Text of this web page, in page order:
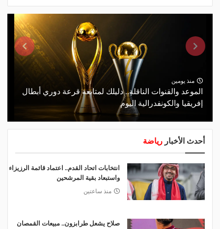
منذ يومين
الموعد والقنوات الناقلة.. دليلك لمتابعة قرعة دوري أبطال
إفريقيا والكونفدرالية اليوم
أحدث الأخبار رياضة
انتخابات اتحاد القدم.. اعتماد قائمة الرزيزاء
واستبعاد بقية المرشحين
منذ ساعتين
صلاح يشعل طرابزون.. مبيعات القمصان